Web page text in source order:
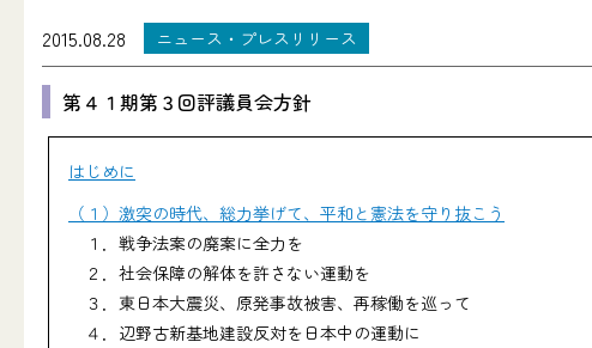
2015.08.28 ニュース・プレスリリース
第４１期第３回評議員会方針
はじめに
（１）激突の時代、総力挙げて、平和と憲法を守り抜こう
１．戦争法案の廃案に全力を
２．社会保障の解体を許さない運動を
３．東日本大震災、原発事故被害、再稼働を巡って
４．辺野古新基地建設反対を日本中の運動に